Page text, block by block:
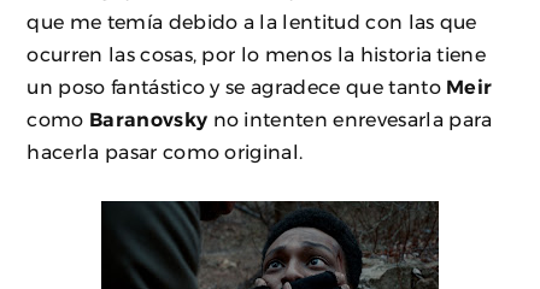
que me temía debido a la lentitud con las que
ocurren las cosas, por lo menos la historia tiene
un poso fantástico y se agradece que tanto Meir
como Baranovsky no intenten enrevesarla para
hacerla pasar como original.